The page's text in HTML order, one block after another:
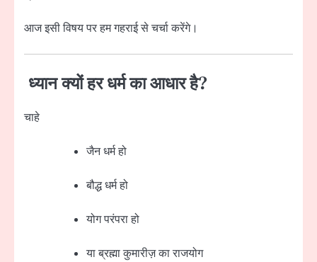
आज इसी विषय पर हम गहराई से चर्चा करेंगे।
ध्यान क्यों हर धर्म का आधार है?
चाहे
जैन धर्म हो
बौद्ध धर्म हो
योग परंपरा हो
या ब्रह्मा कुमारीज़ का राजयोग